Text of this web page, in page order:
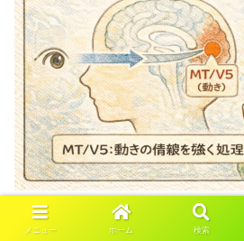
一方で「MTだけが全部」ではなく、
メニュー ホーム 検索